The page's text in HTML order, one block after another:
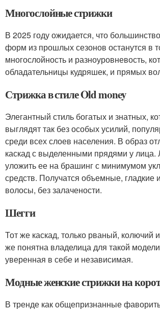
Многослойные стрижки
В 2025 году ожидается, что
форм из прошлых сезонов останутся в
многослойность и разноуровневость,
обладательницы кудряшек, и прямых
Стрижка в стиле Old money
Элегантный стиль богатых и знатных,
выглядят так без особых усилий,
среди всех слоев населения. В образ
каскад с выделенными прядями у лица.
уложить ее на брашинг с минимумом
средств. Получатся объемные, гладкие
волосы, без залачености.
Шегги
Тот же каскад, только рваный, колючий
же понятна владелица для такой
уверенная в себе и независимая.
Модные женские стрижки на
В тренде как общепризнанные